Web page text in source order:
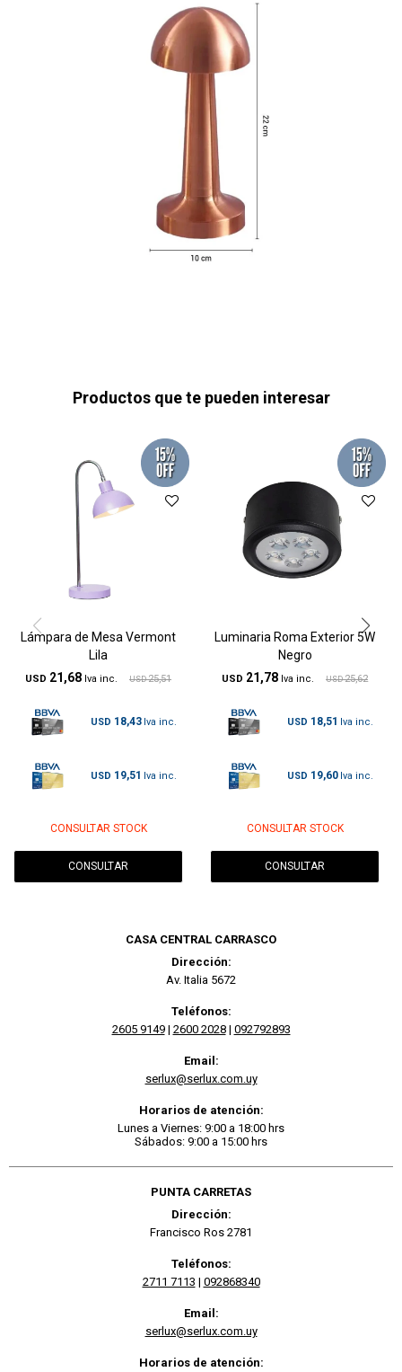
Productos que te pueden interesar
Lámpara de Mesa Vermont
Lila
USD 21,68 USD 25,51
USD 18,43
USD 19,51
CONSULTAR STOCK
CONSULTAR
Luminaria Roma Exterior 5W
Negro
USD 21,78 USD 25,62
USD 18,51
USD 19,60
CONSULTAR STOCK
CONSULTAR
CASA CENTRAL CARRASCO
Dirección:
Av. Italia 5672
Teléfonos:
2605 9149| 2600 2028| 092792893
Email:
serlux@serlux.com.uy
Horarios de atención:
Lunes a Viernes: 9:00 a 18:00 hrs
Sábados: 9:00 a 15:00 hrs
PUNTA CARRETAS
Dirección:
Francisco Ros 2781
Teléfonos:
2711 7113 | 092868340
Email:
serlux@serlux.com.uy
Horarios de atención: